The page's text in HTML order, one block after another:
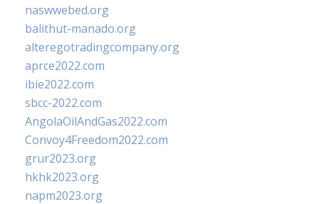
naswwebed.org
balithut-manado.org
alteregotradingcompany.org
aprce2022.com
ibie2022.com
sbcc-2022.com
AngolaOilAndGas2022.com
Convoy4Freedom2022.com
grur2023.org
hkhk2023.org
napm2023.org